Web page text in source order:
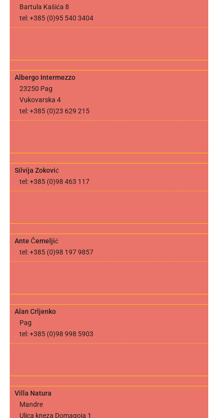
Bartula Kašića 8
tel: +385 (0)95 540 3404
Albergo Intermezzo
23250 Pag
Vukovarska 4
tel: +385 (0)23 629 215
Silvija Zoković
tel: +385 (0)98 463 117
Ante Čemeljić
tel: +385 (0)98 197 9857
Alan Crljenko
Pag
tel: +385 (0)98 998 5903
Villa Natura
Mandre
Ulica kneza Domagoja 1